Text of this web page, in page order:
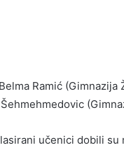
Belma Ramić
učenici dobili su